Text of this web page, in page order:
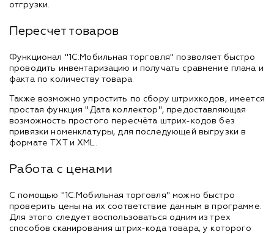
отгрузки.
Пересчет товаров
Функционал "1С:Мобильная торговля" позволяет быстро
проводить инвентаризацию и получать сравнение плана и
факта по количеству товара.
Также возможно упростить по сбору штрихкодов, имеется
простая функция "Дата коллектор", предоставляющая
возможность простого пересчёта штрих-кодов без
привязки номенклатуры, для последующей выгрузки в
формате TXT и XML.
Работа с ценами
С помощью "1С:Мобильная торговля" можно быстро
проверить цены на их соответствие данным в программе.
Для этого следует воспользоваться одним из трех
способов сканирования штрих-кода товара, у которого